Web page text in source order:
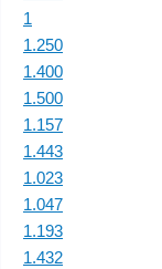
1
1.250
1.400
1.500
1.157
1.443
1.023
1.047
1.193
1.432